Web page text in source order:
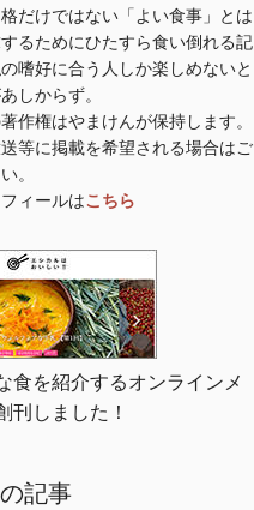
だけではない「よい食事」とは
るためにひたすら食い倒れる記
嗜好に合う人しか楽しめないと
しからず。
作権はやまけんが保持します。
等に掲載を希望される場合はご
。
ィールはこちら
食を紹介するオンラインメ
刊しました！
記事